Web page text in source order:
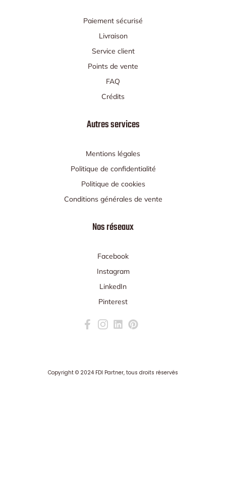
Paiement sécurisé
Livraison
Service client
Points de vente
FAQ
Crédits
Autres services
Mentions légales
Politique de confidentialité
Politique de cookies
Conditions générales de vente
Nos réseaux
Facebook
Instagram
LinkedIn
Pinterest
Copyright © 2024 FDI Partner, tous droits réservés